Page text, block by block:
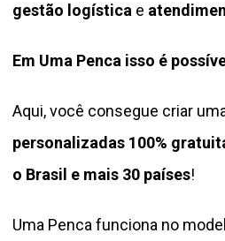
gestão logística e
Em Uma Penca isso é
Aqui, você consegue criar
personalizadas 100%
o Brasil e mais 30 países!
Uma Penca funciona no